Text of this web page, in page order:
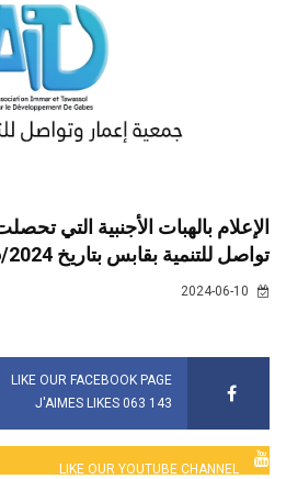
الإعلام بالهبات الأجنبية التي
تواصل للتنمية بقابس بتاريخ 04/06/2024.
LIKE OUR FACEBOOK PAGE
143 063 J'AIMES LIKES
LIKE OUR YOUTUBE CHANNEL